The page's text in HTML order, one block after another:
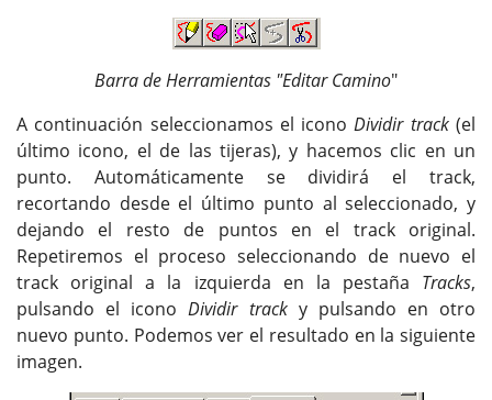
Barra de Herramientas "Editar Camino"
A continuación seleccionamos el iconoDividir track(el
último icono, el de las tijeras), y hacemos clic en un
punto. Automáticamente se dividirá el track,
recortando desde el último punto al seleccionado, y
dejando el resto de puntos en el track original.
Repetiremos el proceso seleccionando de nuevo el
track original a la izquierda en la pestaña Tracks,
pulsando el iconoDividir tracky pulsando en otro
nuevo punto. Podemos ver el resultado en la siguiente
imagen.